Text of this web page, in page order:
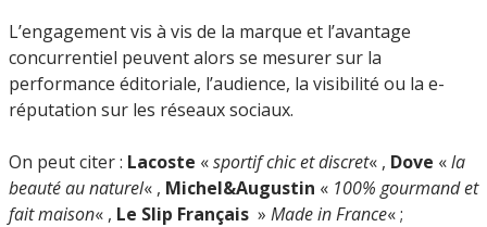
L’engagement vis à vis de la marque et l’avantage
concurrentiel peuvent alors se mesurer sur la
performance éditoriale, l’audience, la visibilité ou la e-
réputation sur les réseaux sociaux.
On peut citer : Lacoste «sportif chic et discret« , Dove «la
beauté au naturel« , Michel&Augustin « 100% gourmand et
fait maison« , Le Slip Français » Made in France« ;